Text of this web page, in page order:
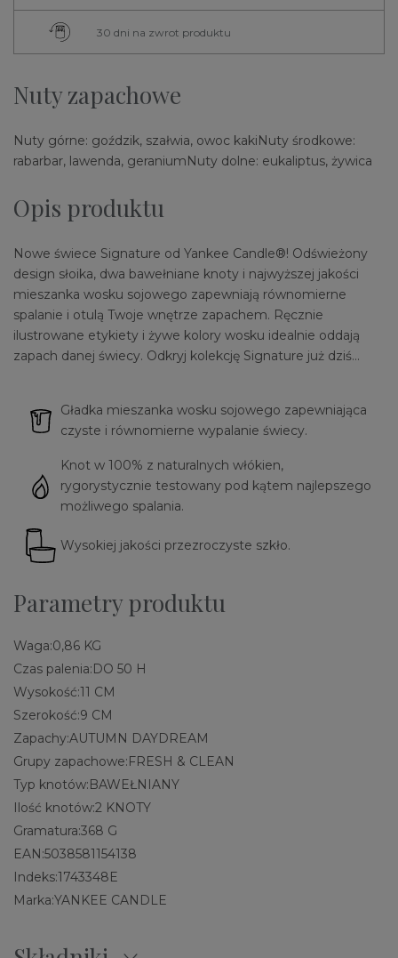
30 dni na zwrot produktu
Nuty zapachowe
Nuty górne: goździk, szałwia, owoc kakiNuty środkowe:
rabarbar, lawenda, geraniumNuty dolne: eukaliptus, żywica
Opis produktu
Nowe świece Signature od Yankee Candle®! Odświeżony
design słoika, dwa bawełniane knoty i najwyższej jakości
mieszanka wosku sojowego zapewniają równomierne
spalanie i otulą Twoje wnętrze zapachem. Ręcznie
ilustrowane etykiety i żywe kolory wosku idealnie oddają
zapach danej świecy. Odkryj kolekcję Signature już dziś…
Gładka mieszanka wosku sojowego zapewniająca
czyste i równomierne wypalanie świecy.
Knot w 100% z naturalnych włókien,
rygorystycznie testowany pod kątem najlepszego
możliwego spalania.
Wysokiej jakości przezroczyste szkło.
Parametry produktu
Waga:0,86 KG
Czas palenia:DO 50 H
Wysokość:11 CM
Szerokość:9 CM
Zapachy:AUTUMN DAYDREAM
Grupy zapachowe:FRESH & CLEAN
Typ knotów:BAWEŁNIANY
Ilość knotów:2 KNOTY
Gramatura:368 G
EAN:5038581154138
Indeks:1743348E
Marka:YANKEE CANDLE